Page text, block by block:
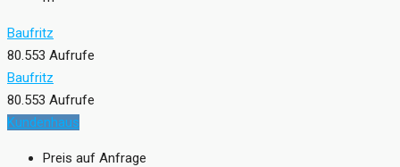
Baufritz
80.553 Aufrufe
Baufritz
80.553 Aufrufe
Kundenhaus
Preis auf Anfrage